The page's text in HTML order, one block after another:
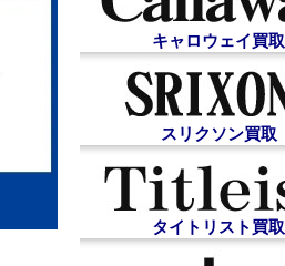
キャロウェイ買取
スリクソン買取
タイトリスト買取